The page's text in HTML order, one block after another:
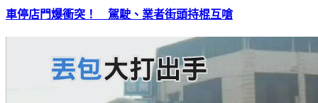
車停店門爆衝突！ 駕駛、業者街頭持棍互嗆